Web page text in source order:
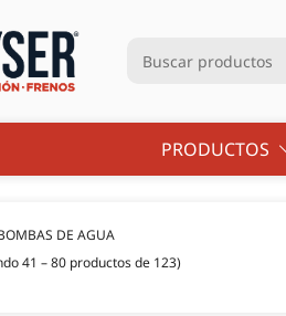
PRODUCTOS
DE AGUA
41 – 80 productos de 123)